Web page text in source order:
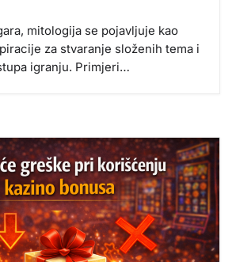
mitologija se pojavljuje kao
za stvaranje složenih tema i
igranju. Primjeri…